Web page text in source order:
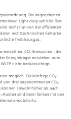
Die angegebenen
Light-duty vehicles Test
nicht nur von der effizienten
nichttechnischen Faktoren
Treibhausgas.
entstehen. CO₂-Emissionen, die
Energieträger entstehen oder
WLTP nicht berücksichtigt.
möglich. Die künftige CO₂-
von drei angenommenen CO₂-
können sowohl höher als auch
Kosten sind beim Tanken mit den
mobil.info.